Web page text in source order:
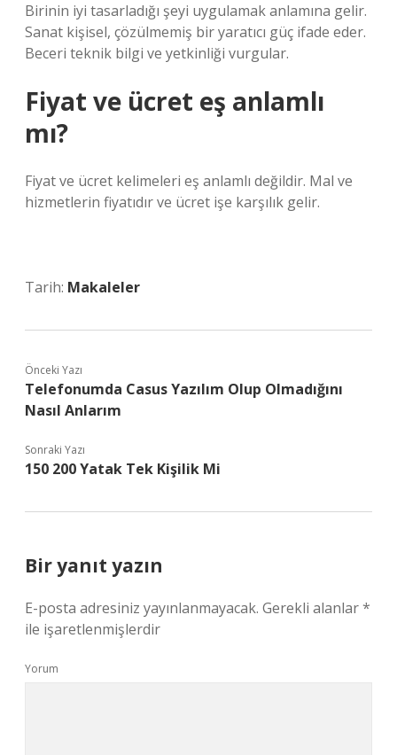
Birinin iyi tasarladığı şeyi uygulamak anlamına gelir.
Sanat kişisel, çözülmemiş bir yaratıcı güç ifade eder.
Beceri teknik bilgi ve yetkinliği vurgular.
Fiyat ve ücret eş anlamlı
mı?
Fiyat ve ücret kelimeleri eş anlamlı değildir. Mal ve
hizmetlerin fiyatıdır ve ücret işe karşılık gelir.
Tarih: Makaleler
Önceki Yazı
Telefonumda Casus Yazılım Olup Olmadığını
Nasıl Anlarım
Sonraki Yazı
150 200 Yatak Tek Kişilik Mi
Bir yanıt yazın
E-posta adresiniz yayınlanmayacak. Gerekli alanlar*
ile işaretlenmişlerdir
Yorum